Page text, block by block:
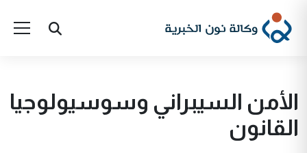
الأمن السيبراني وسوسيولوجيا
القانون